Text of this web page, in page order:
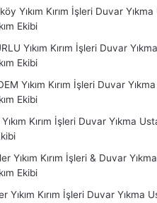
Yıkım Kırım İşleri Duvar Yıkma
Ekibi
Yıkım Kırım İşleri Duvar
Ekibi
Yıkım Kırım İşleri Duvar
Ekibi
Kırım İşleri Duvar Yıkma
Yıkım Kırım İşleri & Duvar
Ekibi
Yıkım Kırım İşleri Duvar Yıkma